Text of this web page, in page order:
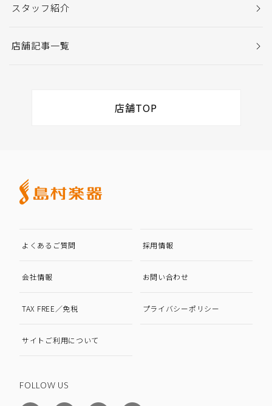
スタッフ紹介
店舗記事一覧
店舗TOP
よくあるご質問 採用情報
会社情報 お問い合わせ
TAX FREE／免税 プライバシーポリシー
サイトご利用について
FOLLOW US